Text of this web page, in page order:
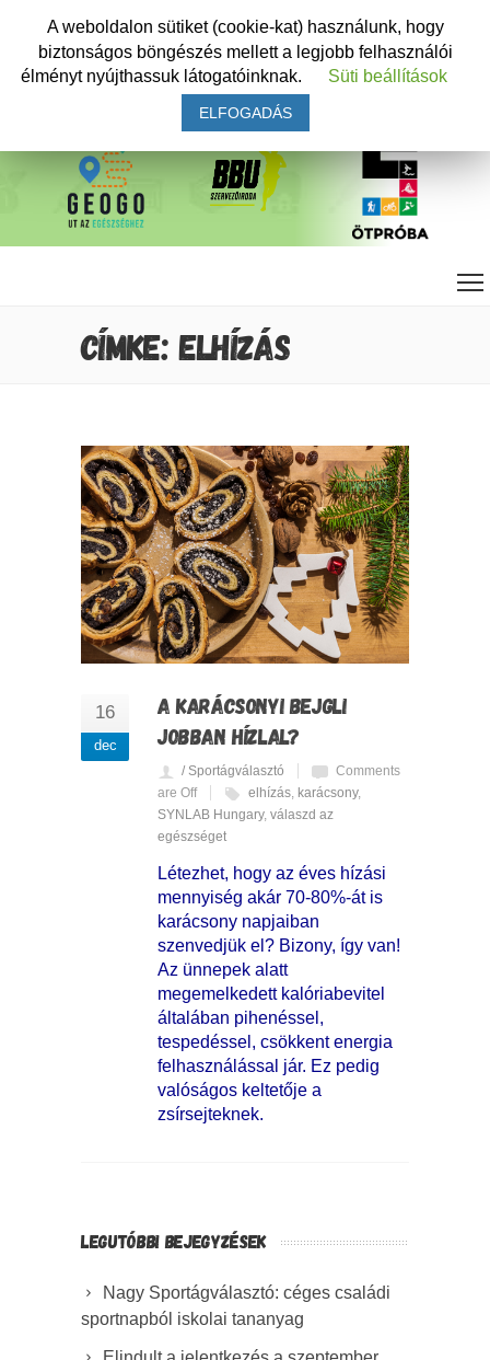
CÍMKE: ELHÍZÁS
16
dec
A KARÁCSONYI BEJGLI
JOBBAN HÍZLAL?
/ Sportágválasztó
Comments
are Off
elhízás, karácsony,
SYNLAB Hungary, válaszd az
egészséget
Létezhet, hogy az éves hízási
mennyiség akár 70-80%-át is
karácsony napjaiban
szenvedjük el? Bizony, így van!
Az ünnepek alatt
megemelkedett kalóriabevitel
általában pihenéssel,
tespedéssel, csökkent energia
felhasználással jár. Ez pedig
valóságos keltetője a
zsírsejteknek.
LEGUTÓBBI BEJEGYZÉSEK
Nagy Sportágválasztó: céges családi
sportnapból iskolai tananyag
A weboldalon sütiket (cookie-kat) használunk, hogy
biztonságos böngészés mellett a legjobb felhasználói
élményt nyújthassuk látogatóinknak.
Süti beállítások
ELFOGADÁS